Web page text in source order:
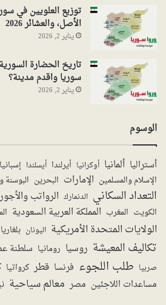
توزيع العلويين في
الأصل، والعشائر 2026
يناير 2, 2026
تاريخ الحضارة
سوريا واقدم مدينة؟
يناير 2, 2026
الوسوم
أستراليا ألمانيا أوكرانيا أيرلندا أيسلندا إسبانيا
الإسلام والمسلمين الإمارات البحرين البوسنة
التعداد السكاني الدنمارك الرواتب والأجور
الكويت المغرب المملكة العربية السعودية
الولايات المتحدة الأمريكية اليونان بلغاريا
تكاليف المعيشة روسيا رومانيا سلطنة
صربيا طلب اللجوء فرنسا قطر كرواتيا
مساعدات اللاجئين مصر معالم سياحية